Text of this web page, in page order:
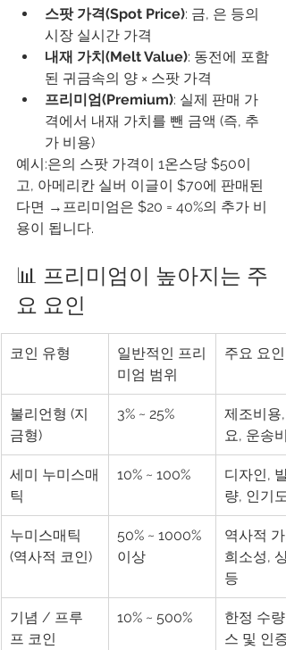
스팟 가격(Spot Price): 금, 은 등의
시장 실시간 가격
내재 가치(Melt Value): 동전에 포함
된 귀금속의 양 × 스팟 가격
프리미엄(Premium): 실제 판매 가
격에서 내재 가치를 뺀 금액 (즉, 추
가 비용)
예시:은의 스팟 가격이 1온스당 $50이
고, 아메리칸 실버 이글이 $70에 판매된
다면 →프리미엄은 $20 = 40%의 추가 비
용이 됩니다.
📊 프리미엄이 높아지는 주
요 요인
코인 유형
일반적인 프리
미엄 범위
주요 요인
불리언형 (지
금형)
3% ~ 25%
제조비용,
요, 운송비
세미 누미스매
틱
10% ~ 100%
디자인, 발
량, 인기도
누미스매틱
(역사적 코인)
50% ~ 1000%
이상
역사적 가
희소성,
등
기념 / 프루
프 코인
10% ~ 500%
한정 수량,
스 및 인